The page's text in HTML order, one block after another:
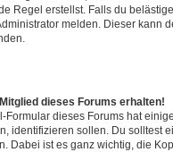
Regel erstellst. Falls du
melden. Dieser kann
dieses Forums erhalten!
Formular dieses Forums hat
identifizieren sollen. Du solltest
Dabei ist es ganz wichtig, die